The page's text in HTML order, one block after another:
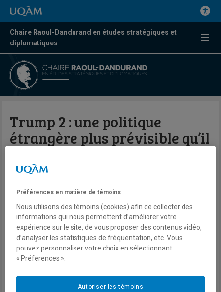
Chaire Raoul-Dandurand en études stratégiques et
diplomatiques
Trump 2 : une politique
étrangère plus prévisible qu’il
Par Julien Tourreille
28 novembre 2024
En savoir plus
Préférences en matière de témoins
Nous utilisons des témoins (cookies) afin de collecter des
informations qui nous permettent d’améliorer votre
expérience sur le site, de vous proposer des contenus vidéo,
d’analyser les statistiques de fréquentation, etc. Vous
pouvez personnaliser votre choix en sélectionnant
« Préférences ».
Autoriser les témoins